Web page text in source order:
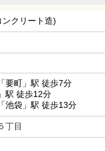
クリート造)
要町」駅 徒歩7分
駅 徒歩12分
池袋」駅 徒歩13分
丁目